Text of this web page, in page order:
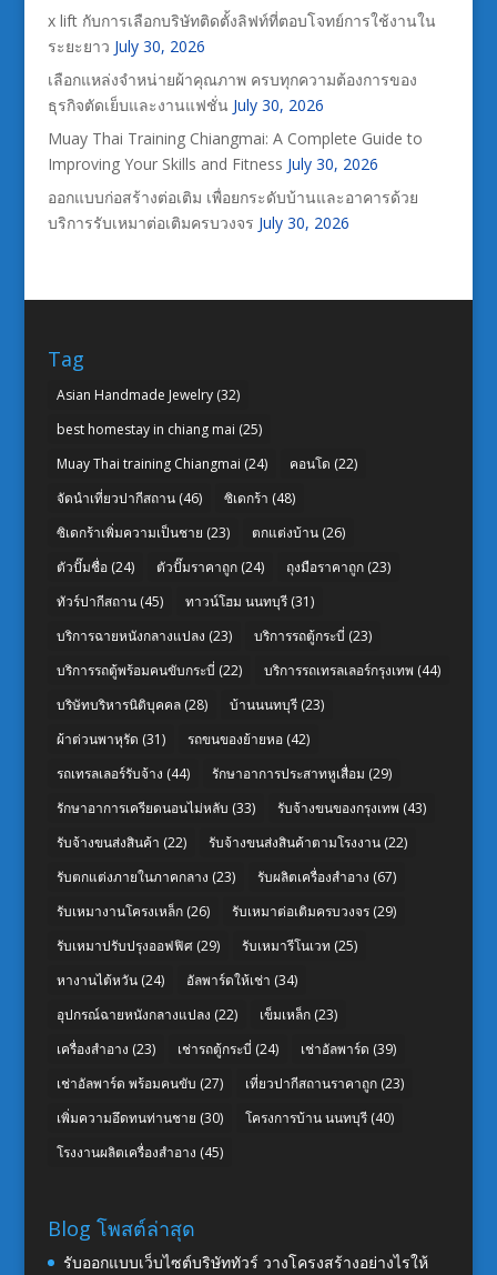
x lift กับการเลือกบริษัทติดตั้งลิฟท์ที่ตอบโจทย์การใช้งานใน
ระยะยาว July 30, 2026
เลือกแหล่งจำหน่ายผ้าคุณภาพ ครบทุกความต้องการของ
ธุรกิจตัดเย็บและงานแฟชั่น July 30, 2026
Muay Thai Training Chiangmai: A Complete Guide to
Improving Your Skills and Fitness July 30, 2026
ออกแบบก่อสร้างต่อเติม เพื่อยกระดับบ้านและอาคารด้วย
บริการรับเหมาต่อเติมครบวงจร July 30, 2026
Tag
Asian Handmade Jewelry(32)
best homestay in chiang mai (25)
Muay Thai training Chiangmai (24) คอนโด (22)
จัดนำเที่ยวปากีสถาน(46) ซิเดกร้า (48)
ซิเดกร้าเพิ่มความเป็นชาย (23) ตกแต่งบ้าน(26)
ตัวปั๊มชื่อ(24) ตัวปั๊มราคาถูก(24) ถุงมือราคาถูก(23)
ทัวร์ปากีสถาน(45) ทาวน์โฮม นนทบุรี(31)
บริการฉายหนังกลางแปลง (23) บริการรถตู้กระบี่ (23)
บริการรถตู้พร้อมคนขับกระบี่ (22) บริการรถเทรลเลอร์กรุงเทพ (44)
บริษัทบริหารนิติบุคคล(28) บ้านนนทบุรี(23)
ผ้าต่วนพาหุรัด (31) รถขนของย้ายหอ(42)
รถเทรลเลอร์รับจ้าง (44) รักษาอาการประสาทหูเสื่อม (29)
รักษาอาการเครียดนอนไม่หลับ (33) รับจ้างขนของกรุงเทพ (43)
รับจ้างขนส่งสินค้า (22) รับจ้างขนส่งสินค้าตามโรงงาน(22)
รับตกแต่งภายในภาคกลาง (23) รับผลิตเครื่องสำอาง (67)
รับเหมางานโครงเหล็ก(26) รับเหมาต่อเติมครบวงจร(29)
รับเหมาปรับปรุงออฟฟิศ(29) รับเหมารีโนเวท (25)
หางานไต้หวัน(24) อัลพาร์ดให้เช่า (34)
อุปกรณ์ฉายหนังกลางแปลง (22) เข็มเหล็ก(23)
เครื่องสำอาง (23) เช่ารถตู้กระบี่ (24) เช่าอัลพาร์ด (39)
เช่าอัลพาร์ด พร้อมคนขับ (27) เที่ยวปากีสถานราคาถูก(23)
เพิ่มความอึดทนท่านชาย (30) โครงการบ้าน นนทบุรี(40)
โรงงานผลิตเครื่องสำอาง (45)
Blog โพสต์ล่าสุด
รับออกแบบเว็บไซต์บริษัททัวร์ วางโครงสร้างอย่างไรให้